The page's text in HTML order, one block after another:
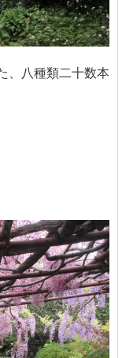
、八種類二十数本